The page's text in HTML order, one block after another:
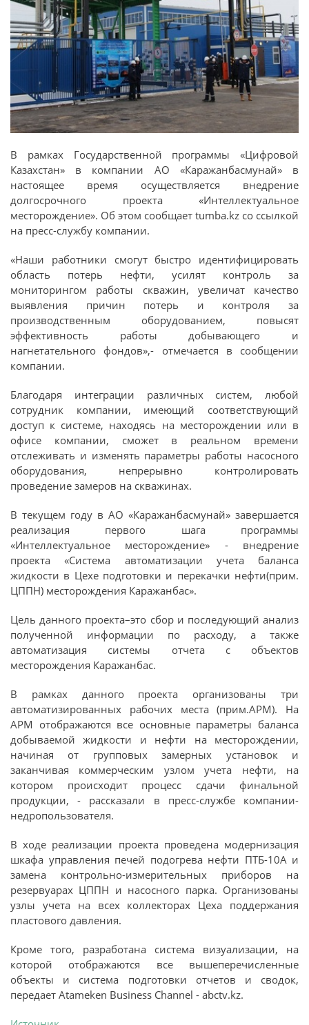
В рамках Государственной программы «Цифровой
Казахстан» в компании АО «Каражанбасмунай» в
настоящее время осуществляется внедрение
долгосрочного проекта «Интеллектуальное
месторождение». Об этом сообщает tumba.kz со ссылкой
на пресс-службу компании.
«Наши работники смогут быстро идентифицировать
область потерь нефти, усилят контроль за
мониторингом работы скважин, увеличат качество
выявления причин потерь и контроля за
производственным оборудованием, повысят
эффективность работы добывающего и
нагнетательного фондов»,- отмечается в сообщении
компании.
Благодаря интеграции различных систем, любой
сотрудник компании, имеющий соответствующий
доступ к системе, находясь на месторождении или в
офисе компании, сможет в реальном времени
отслеживать и изменять параметры работы насосного
оборудования, непрерывно контролировать
проведение замеров на скважинах.
В текущем году в АО «Каражанбасмунай» завершается
реализация первого шага программы
«Интеллектуальное месторождение» - внедрение
проекта «Система автоматизации учета баланса
жидкости в Цехе подготовки и перекачки нефти(прим.
ЦППН) месторождения Каражанбас».
Цель данного проекта–это сбор и последующий анализ
полученной информации по расходу, а также
автоматизация системы отчета с объектов
месторождения Каражанбас.
В рамках данного проекта организованы три
автоматизированных рабочих места (прим.АРМ). На
АРМ отображаются все основные параметры баланса
добываемой жидкости и нефти на месторождении,
начиная от групповых замерных установок и
заканчивая коммерческим узлом учета нефти, на
котором происходит процесс сдачи финальной
продукции, - рассказали в пресс-службе компании-
недропользователя.
В ходе реализации проекта проведена модернизация
шкафа управления печей подогрева нефти ПТБ-10А и
замена контрольно-измерительных приборов на
резервуарах ЦППН и насосного парка. Организованы
узлы учета на всех коллекторах Цеха поддержания
пластового давления.
Кроме того, разработана система визуализации, на
которой отображаются все вышеперечисленные
объекты и система подготовки отчетов и сводок,
передает Atameken Business Channel - abctv.kz.